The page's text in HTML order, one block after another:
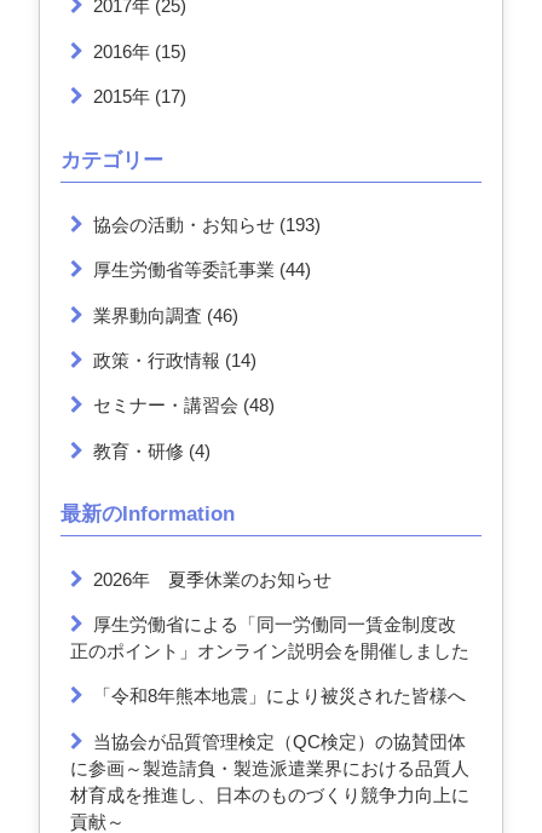
2017年(25)
2016年(15)
2015年(17)
カテゴリー
協会の活動・お知らせ(193)
厚生労働省等委託事業 (44)
業界動向調査 (46)
政策・行政情報 (14)
セミナー・講習会 (48)
教育・研修 (4)
最新のInformation
2026年 夏季休業のお知らせ
厚生労働省による「同一労働同一賃金制度改
正のポイント」オンライン説明会を開催しました
「令和8年熊本地震」により被災された皆様へ
当協会が品質管理検定（QC検定）の協賛団体
に参画～製造請負・製造派遣業界における品質人
材育成を推進し、日本のものづくり競争力向上に
貢献～